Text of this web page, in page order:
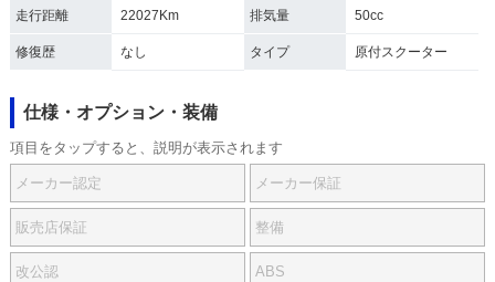
走行距離 22027Km 排気量 50cc
修復歴 なし タイプ 原付スクーター
仕様・オプション・装備
項目をタップすると、説明が表示されます
メーカー認定 メーカー保証
販売店保証 整備
改公認 ABS